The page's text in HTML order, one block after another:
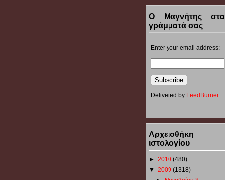
Ο Μαγνήτης στα
γράμματά σας
Enter your email address:
Delivered by FeedBurner
Αρχειοθήκη
ιστολογίου
► 2010 (480)
▼ 2009 (1318)